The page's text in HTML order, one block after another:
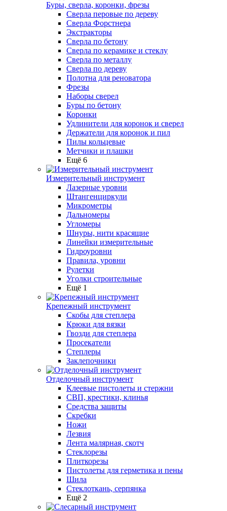
Буры, сверла, коронки, фрезы
Сверла перовые по дереву
Сверла Форстнера
Экстракторы
Сверла по бетону
Сверла по керамике и стеклу
Сверла по металлу
Сверла по дереву
Полотна для реноватора
Фрезы
Наборы сверел
Буры по бетону
Коронки
Удлинители для коронок и сверел
Держатели для коронок и пил
Пилы кольцевые
Метчики и плашки
Ещё 6
Измерительный инструмент
Лазерные уровни
Штангенциркули
Микрометры
Дальномеры
Угломеры
Шнуры, нити красящие
Линейки измерительные
Гидроуровни
Правила, уровни
Рулетки
Уголки строительные
Ещё 1
Крепежный инструмент
Скобы для степлера
Крюки для вязки
Гвозди для степлера
Просекатели
Степлеры
Заклепочники
Отделочный инструмент
Клеевые пистолеты и стержни
СВП, крестики, клинья
Средства защиты
Скребки
Ножи
Лезвия
Лента малярная, скотч
Стеклорезы
Плиткорезы
Пистолеты для герметика и пены
Шила
Стеклоткань, серпянка
Ещё 2